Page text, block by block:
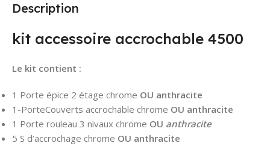
Description
kit accessoire accrochable 4500
Le kit contient :
1 Porte épice 2 étage chrome OU anthracite
1-PorteCouverts accrochable chrome OU anthracite
1 Porte rouleau 3 nivaux chrome OU anthracite
5 S d’accrochage chrome OU anthracite